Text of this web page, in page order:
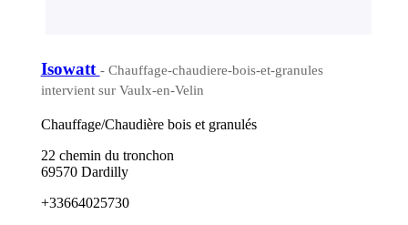
Isowatt - Chauffage-chaudiere-bois-et-granules
intervient sur Vaulx-en-Velin
Chauffage/Chaudière bois et granulés
22 chemin du tronchon
69570 Dardilly
+33664025730